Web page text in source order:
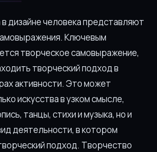
дизайне человека представляют
Ключевым
творческое самовыражение,
творческий подход в
активности. Это может
искусства в узком смысле,
танцы, стихи и музыка, но и
деятельности, в котором
подход. Творчество